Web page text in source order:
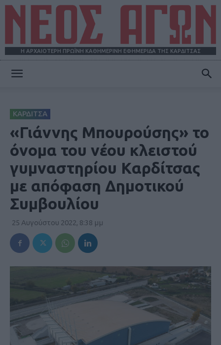
Η ΑΡΧΑΙΟΤΕΡΗ ΠΡΩΪΝΗ ΚΑΘΗΜΕΡΙΝΗ ΕΦΗΜΕΡΙΔΑ ΤΗΣ ΚΑΡΔΙΤΣΑΣ
ΚΑΡΔΙΤΣΑ
«Γιάννης Μπουρούσης» το
όνομα του νέου κλειστού
γυμναστηρίου Kαρδίτσας
με απόφαση Δημοτικού
Συμβουλίου
25 Αυγούστου 2022, 8:38 μμ